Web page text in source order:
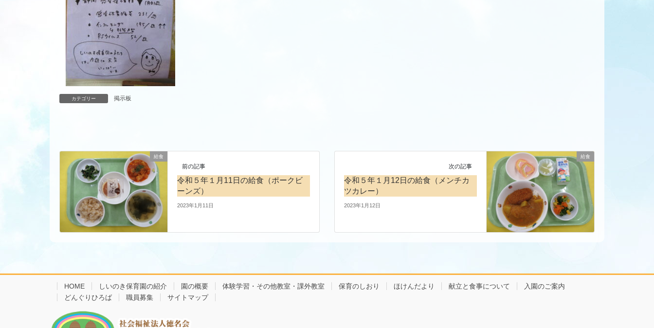
カテゴリー 掲示板
給食
前の記事
令和５年１月11日の給食（ポークビ
ーンズ）
2023年1月11日
給食
次の記事
令和５年１月12日の給食（メンチカ
ツカレー）
2023年1月12日
HOME しいのき保育園の紹介 園の概要 体験学習・その他教室・課外教室 保育のしおり ほけんだより 献立と食事について
入園のご案内
どんぐりひろば
職員募集 サイトマップ